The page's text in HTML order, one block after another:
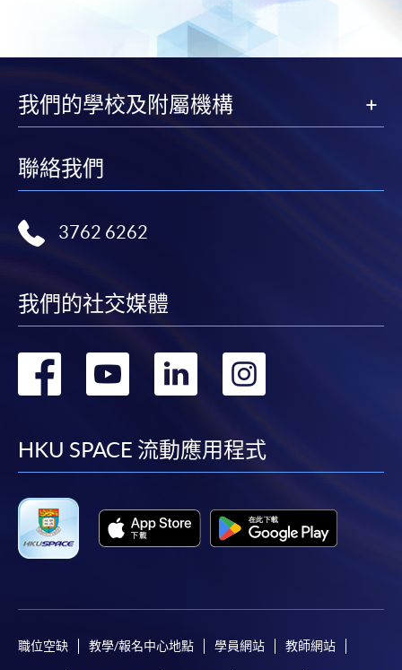
我們的學校及附屬機構
聯絡我們
3762 6262
我們的社交媒體
轉
facebook
轉
youtube
轉
linkedin
轉
HKU SPACE 流動應用程式
職位空缺 教學/報名中心地點 學員網站 教師網站